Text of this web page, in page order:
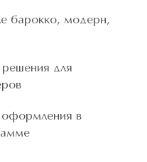
барокко, модерн,
для
оформления в